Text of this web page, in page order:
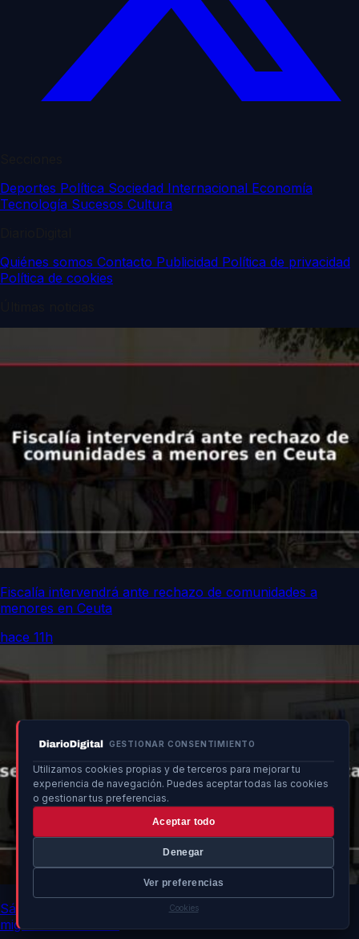
GESTIONAR CONSENTIMIENTO
Utilizamos cookies propias y de terceros para mejorar tu
experiencia de navegación. Puedes aceptar todas las cookies
o gestionar tus preferencias.
Aceptar todo
Denegar
Ver preferencias
Cookies
Deportes Política Sociedad Internacional Economía
Tecnología Sucesos Cultura
Quiénes somos Contacto Publicidad Política de privacidad
Política de cookies
Fiscalía intervendrá ante rechazo de comunidades a
menores en Ceuta
hace 11h
Sánchez discute estrategias para seguridad y ayuda
migratoria en Ceuta